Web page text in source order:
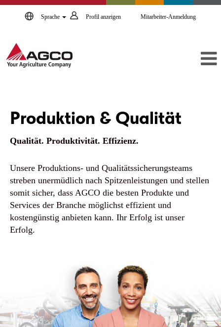
Sprache Profil anzeigen Mitarbeiter-Anmeldung
Qualität
Produktion & Qualität
Qualität. Produktivität. Effizienz.
Unsere Produktions- und Qualitätssicherungsteams
streben unermüdlich nach Spitzenleistungen und stellen
somit sicher, dass AGCO die besten Produkte und
Services der Branche möglichst effizient und
kostengünstig anbieten kann. Ihr Erfolg ist unser
Erfolg.